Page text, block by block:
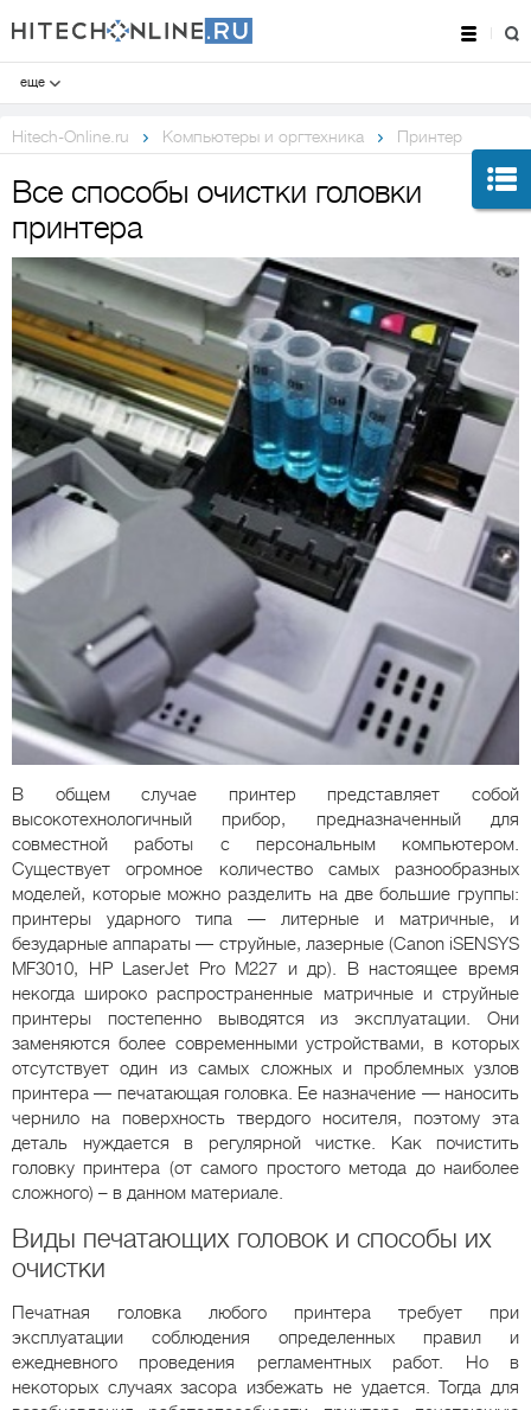
еще
Hitech-Online.ru Компьютеры и оргтехника Принтер
Все способы очистки головки
принтера
В общем случае принтер представляет собой
высокотехнологичный прибор, предназначенный для
совместной работы с персональным компьютером.
Существует огромное количество самых разнообразных
моделей, которые можно разделить на две большие группы:
принтеры ударного типа — литерные и матричные, и
безударные аппараты — струйные, лазерные (Canon iSENSYS
MF3010, HP LaserJet Pro M227 и др). В настоящее время
некогда широко распространенные матричные и струйные
принтеры постепенно выводятся из эксплуатации. Они
заменяются более современными устройствами, в которых
отсутствует один из самых сложных и проблемных узлов
принтера — печатающая головка. Ее назначение — наносить
чернило на поверхность твердого носителя, поэтому эта
деталь нуждается в регулярной чистке. Как почистить
головку принтера (от самого простого метода до наиболее
сложного) – в данном материале.
Виды печатающих головок и способы их
очистки
Печатная головка любого принтера требует при
эксплуатации соблюдения определенных правил и
ежедневного проведения регламентных работ. Но в
некоторых случаях засора избежать не удается. Тогда для